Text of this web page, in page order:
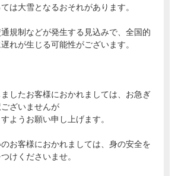
は大雪となるおそれがあります。
規制などが発生する見込みで、全国的
れが生じる可能性がございます。
したお客様におかれましては、お急ぎ
ざいませんが
ようお願い申し上げます。
お客様におかれましては、身の安全を
けくださいませ。